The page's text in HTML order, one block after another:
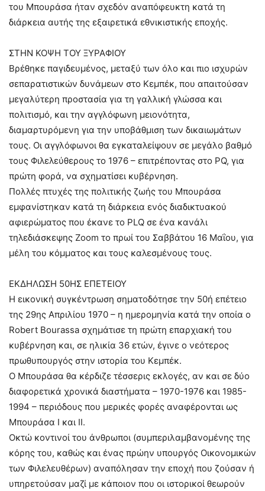
του Μπουράσα ήταν σχεδόν αναπόφευκτη κατά τη
διάρκεια αυτής της εξαιρετικά εθνικιστικής εποχής.
ΣΤΗΝ ΚΟΨΗ ΤΟΥ ΞΥΡΑΦΙΟΥ
Βρέθηκε παγιδευμένος, μεταξύ των όλο και πιο ισχυρών
σεπαρατιστικών δυνάμεων στο Κεμπέκ, που απαιτούσαν
μεγαλύτερη προστασία για τη γαλλική γλώσσα και
πολιτισμό, και την αγγλόφωνη μειονότητα,
διαμαρτυρόμενη για την υποβάθμιση των δικαιωμάτων
τους. Οι αγγλόφωνοι θα εγκαταλείψουν σε μεγάλο βαθμό
τους Φιλελεύθερους το 1976 – επιτρέποντας στο PQ, για
πρώτη φορά, να σχηματίσει κυβέρνηση.
Πολλές πτυχές της πολιτικής ζωής του Μπουράσα
εμφανίστηκαν κατά τη διάρκεια ενός διαδικτυακού
αφιερώματος που έκανε το PLQ σε ένα κανάλι
τηλεδιάσκεψης Zoom το πρωί του Σαββάτου 16 Μαΐου, για
μέλη του κόμματος και τους καλεσμένους τους.
ΕΚΔΗΛΩΣΗ 50ΗΣ ΕΠΕΤΕΙΟΥ
Η εικονική συγκέντρωση σηματοδότησε την 50ή επέτειο
της 29ης Απριλίου 1970 – η ημερομηνία κατά την οποία ο
Robert Bourassa σχημάτισε τη πρώτη επαρχιακή του
κυβέρνηση και, σε ηλικία 36 ετών, έγινε ο νεότερος
πρωθυπουργός στην ιστορία του Κεμπέκ.
Ο Μπουράσα θα κέρδιζε τέσσερις εκλογές, αν και σε δύο
διαφορετικά χρονικά διαστήματα – 1970-1976 και 1985-
1994 – περιόδους που μερικές φορές αναφέρονται ως
Μπουράσα Ι και ΙΙ.
Οκτώ κοντινοί του άνθρωποι (συμπεριλαμβανομένης της
κόρης του, καθώς και ένας πρώην υπουργός Οικονομικών
των Φιλελευθέρων) αναπόλησαν την εποχή που ζούσαν ή
υπηρετούσαν μαζί με κάποιον που οι ιστορικοί θεωρούν